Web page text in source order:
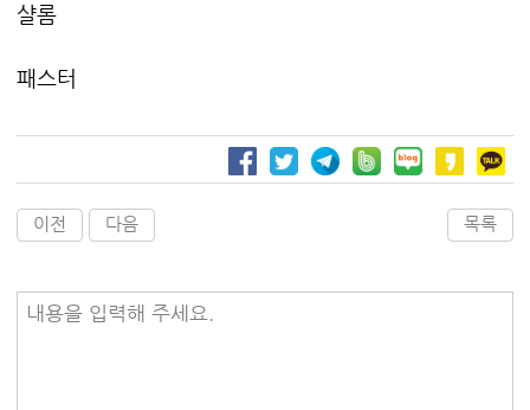
샬롬
패스터
이전 다음 목록
내용을 입력해 주세요.